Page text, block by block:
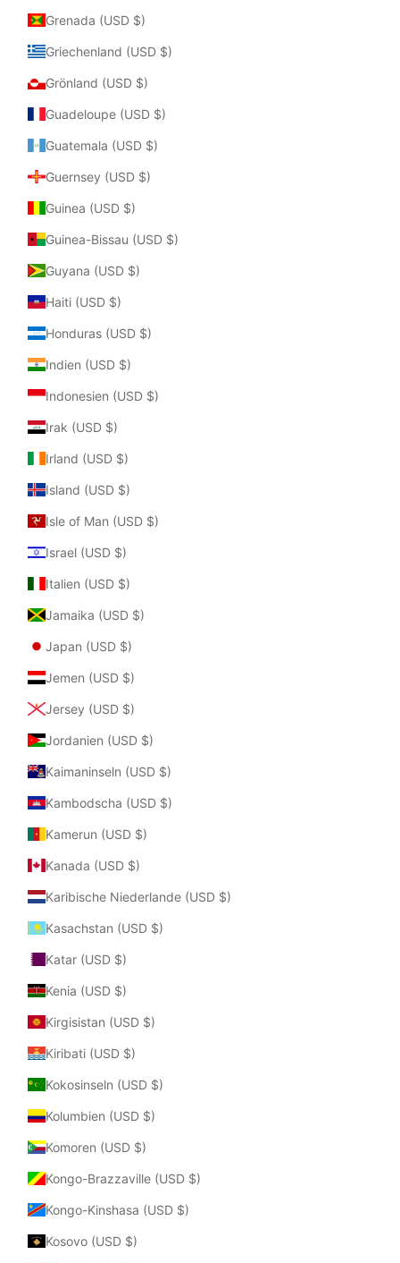
Grenada (USD $)
Griechenland (USD $)
Grönland (USD $)
Guadeloupe (USD $)
Guatemala (USD $)
Guernsey (USD $)
Guinea (USD $)
Guinea-Bissau (USD $)
Guyana (USD $)
Haiti (USD $)
Honduras (USD $)
Indien (USD $)
Indonesien (USD $)
Irak (USD $)
Irland (USD $)
Island (USD $)
Isle of Man (USD $)
Israel (USD $)
Italien (USD $)
Jamaika (USD $)
Japan (USD $)
Jemen (USD $)
Jersey (USD $)
Jordanien (USD $)
Kaimaninseln (USD $)
Kambodscha (USD $)
Kamerun (USD $)
Kanada (USD $)
Karibische Niederlande (USD $)
Kasachstan (USD $)
Katar (USD $)
Kenia (USD $)
Kirgisistan (USD $)
Kiribati (USD $)
Kokosinseln (USD $)
Kolumbien (USD $)
Komoren (USD $)
Kongo-Brazzaville (USD $)
Kongo-Kinshasa (USD $)
Kosovo (USD $)